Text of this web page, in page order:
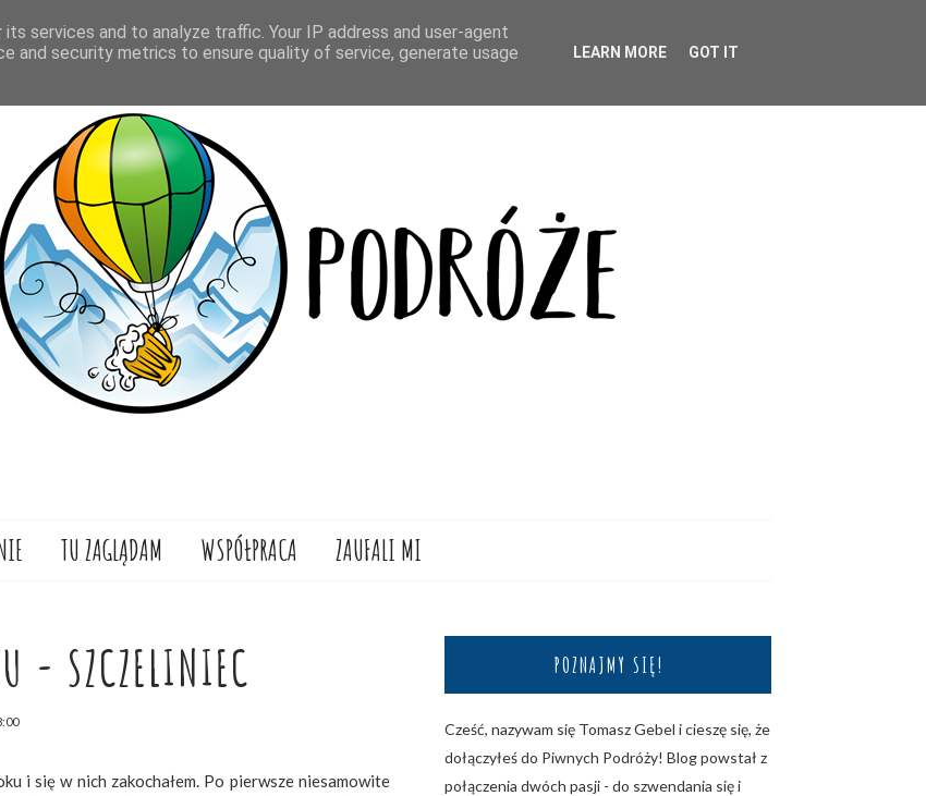
BEER CUP WIELOPAKI
TU ZAGLĄDAM WSPÓŁPRACA ZAUFALI MI
- SZCZELINIEC
i się w nich zakochałem. Po pierwsze niesamowite
POZNAJMY SIĘ!
Cześć, nazywam się Tomasz Gebel i cieszę się, że
dołączyłeś do Piwnych Podróży! Blog powstał z
połączenia dwóch pasji - do szwendania się i
services and to analyze traffic. Your IP address and user-agent
and security metrics to ensure quality of service, generate usage
LEARN MORE GOT IT